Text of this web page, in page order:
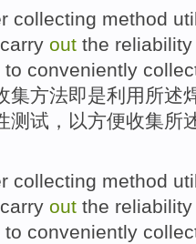
collecting method
carry out the reliability
to conveniently
集方法即是利用所述
测试 ， 以方便收集所
collecting method
carry out the reliability
to conveniently